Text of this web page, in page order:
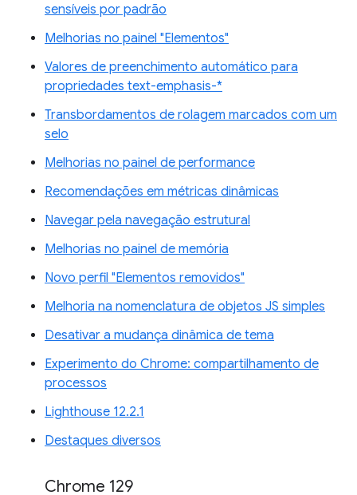
sensíveis por padrão
Melhorias no painel "Elementos"
Valores de preenchimento automático para
propriedades text-emphasis-*
Transbordamentos de rolagem marcados com um
selo
Melhorias no painel de performance
Recomendações em métricas dinâmicas
Navegar pela navegação estrutural
Melhorias no painel de memória
Novo perfil "Elementos removidos"
Melhoria na nomenclatura de objetos JS simples
Desativar a mudança dinâmica de tema
Experimento do Chrome: compartilhamento de
processos
Lighthouse 12.2.1
Destaques diversos
Chrome 129